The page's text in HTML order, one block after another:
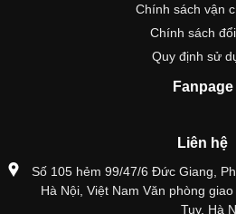
Chính sách vận
Chính sách
Quy định sử
Fanpage
Liên hệ
Số 105 hẻm 99/47/6 Đức Giang,
Hà Nội, Việt Nam Văn phòng
Tuy, Hà